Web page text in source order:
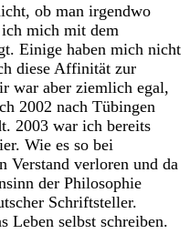
ob man irgendwo
mich mit dem
Einige haben mich nicht
diese Affinität zur
war aber ziemlich egal,
2002 nach Tübingen
2003 war ich bereits
Wie es so bei
Verstand verloren und da
der Philosophie
Schriftsteller.
Leben selbst schreiben.